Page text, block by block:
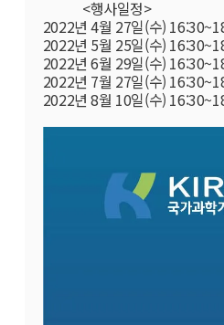
2022년 4월 27일(수)
2022년 5월 25일(수)
2022년 6월 29일(수)
2022년 7월 27일(수)
2022년 8월 10일(수)